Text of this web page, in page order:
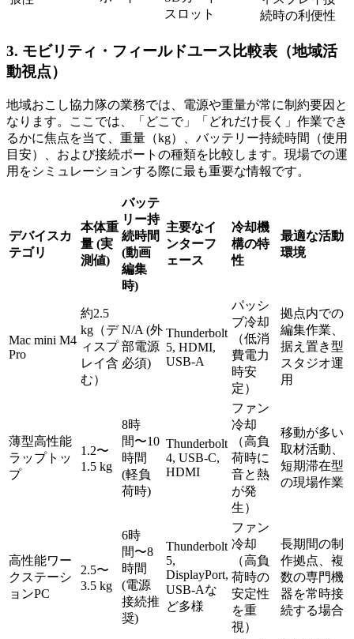
スロット
続時の利便性
3. モビリティ・フィールドユース比較表（地域活
動視点）
地域おこし協力隊の業務では、電源や重量が常に制約要因と
なります。ここでは、「どこで」「どれだけ長く」作業でき
るかに焦点を当て、重量（kg）、バッテリー持続時間（使用
目安）、および接続ポートの種類を比較します。現場での運
用をシミュレーションする際に最も重要な情報です。
デバイスカ
テゴリ
本体重
量 (実
測値)
バッテ
リー持
続時間
(動画
編集
時)
主要なイ
ンターフ
ェース
冷却機
構の特
性
最適な活動
環境
Mac mini M4
Pro
約2.5
kg（デ
ィスプ
レイ含
む）
N/A (外
部電源
必須)
Thunderbolt
5, HDMI,
USB-A
パッシ
ブ冷却
（低消
費電力
時安
定）
拠点内での
編集作業、
据え置き型
スタジオ運
用
薄型高性能
ラップトッ
プ
1.2〜
1.5 kg
8時
間〜10
時間
(軽負
荷時)
Thunderbolt
4, USB-C,
HDMI
ファン
冷却
（高負
荷時に
音と熱
が発
生）
移動が多い
取材活動、
短期滞在型
の現場作業
高性能ワー
クステーシ
ョンPC
2.5〜
3.5 kg
6時
間〜8
時間
(電源
接続推
奨)
Thunderbolt
5,
DisplayPort,
USB-Aな
ど多様
ファン
冷却
（高負
荷時の
安定性
を重
視）
長期間の制
作拠点、複
数の専門機
器を常時接
続する場合